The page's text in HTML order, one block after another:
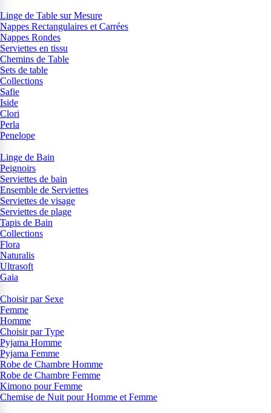
Linge de Table sur Mesure
Nappes Rectangulaires et Carrées
Nappes Rondes
Serviettes en tissu
Chemins de Table
Sets de table
Collections
Safie
Iside
Clori
Perla
Penelope
Linge de Bain
Peignoirs
Serviettes de bain
Ensemble de Serviettes
Serviettes de visage
Serviettes de plage
Tapis de Bain
Collections
Flora
Naturalis
Ultrasoft
Gaia
Choisir par Sexe
Femme
Homme
Choisir par Type
Pyjama Homme
Pyjama Femme
Robe de Chambre Homme
Robe de Chambre Femme
Kimono pour Femme
Chemise de Nuit pour Homme et Femme